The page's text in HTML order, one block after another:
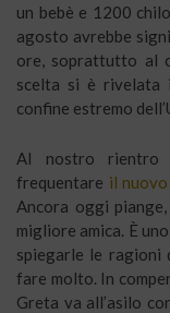
un bebè e 1200
agosto avrebbe
ore, soprattutto al
scelta si è rivelata
confine estremo
Al nostro rientro
frequentare il
Ancora oggi
migliore amica. È
spiegarle le ragioni
fare molto. In
Greta va all’asilo